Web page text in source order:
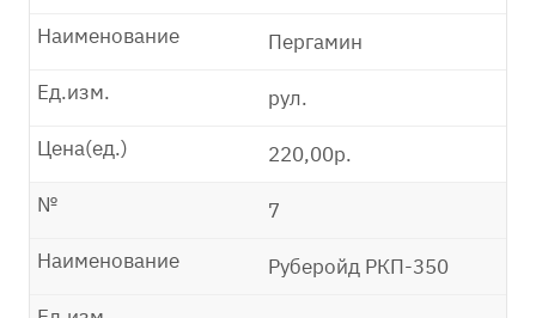
Пергамин
Наименование
рул.
Ед.изм.
220,00р.
Цена(ед.)
7
№
Руберойд РКП-350
Наименование